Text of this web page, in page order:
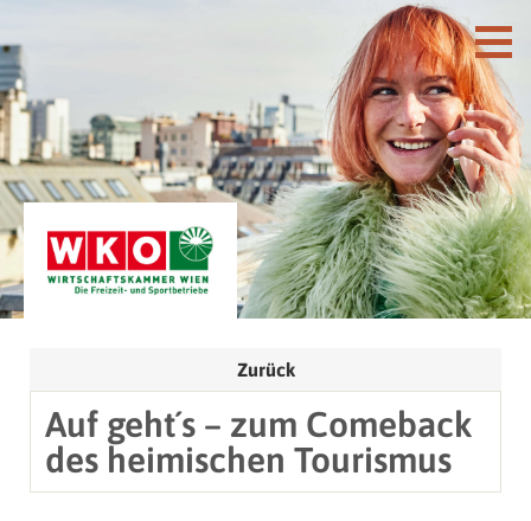
Zurück
Auf geht´s – zum Comeback
des heimischen Tourismus